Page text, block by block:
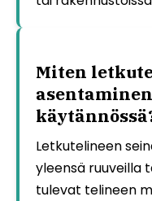
Miten
Letkutelineen
yleensä ruuveilla
tulevat telineen